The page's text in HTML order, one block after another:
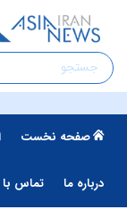
صفحه نخست
درباره ما تماس با